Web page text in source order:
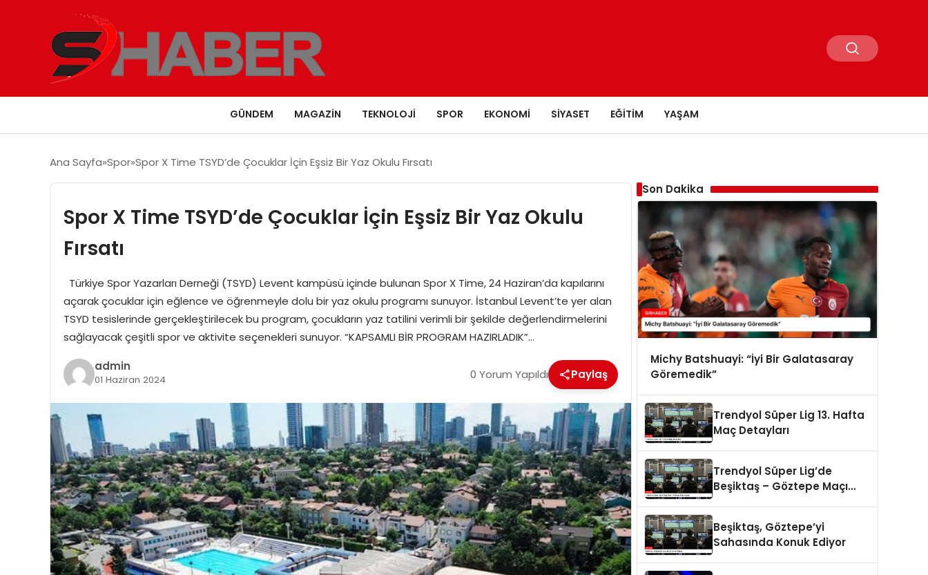
GÜNDEM MAGAZIN TEKNOLOJI SPOR EKONOMI SIYASET EĞITIM YAŞAM
Ana Sayfa Spor Spor X Time TSYD’de Çocuklar İçin Eşsiz Bir Yaz Okulu Fırsatı
Spor X Time TSYD’de Çocuklar İçin Eşsiz Bir Yaz Okulu
Fırsatı
Türkiye Spor Yazarları Derneği (TSYD) Levent kampüsü içinde bulunan Spor X Time, 24 Haziran’da kapılarını
açarak çocuklar için eğlence ve öğrenmeyle dolu bir yaz okulu programı sunuyor. İstanbul Levent’te yer alan
TSYD tesislerinde gerçekleştirilecek bu program, çocukların yaz tatilini verimli bir şekilde değerlendirmelerini
sağlayacak çeşitli spor ve aktivite seçenekleri sunuyor. “KAPSAMLI BİR PROGRAM HAZIRLADIK”…
admin
01 Haziran 2024 0 Yorum Yapıldı Paylaş
Son Dakika
Michy Batshuayi: “İyi Bir Galatasaray
Göremedik”
Trendyol Süper Lig 13. Hafta
Maç Detayları
Trendyol Süper Lig’de
Beşiktaş – Göztepe Maçı
Beşiktaş, Göztepe’yi
Sahasında Konuk Ediyor